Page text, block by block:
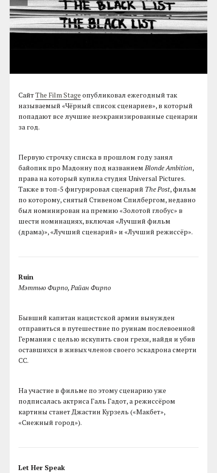
СайтThe Film Stage опубликовал ежегодный так
называемый «Чёрный список сценариев», в который
попадают все лучшие неэкранизированные сценарии
за год.
Первую строчку списка в прошлом году занял
байопик про Мадонну под названиемBlonde Ambition,
права на который купила студия Universal Pictures.
Также в топ-5 фигурировал сценарий The Post, фильм
по которому, снятый Стивеном Спилбергом, недавно
был номинирован на премию «Золотой глобус» в
шести номинациях, включая «Лучший фильм
(драма)», «Лучший сценарий» и «Лучший режиссёр».
Ruin
Мэттью Фирпо, Райан Фирпо
Бывший капитан нацистской армии вынужден
отправиться в путешествие по руинам послевоенной
Германии с целью искупить свои грехи, найдя и убив
оставшихся в живых членов своего эскадрона смерти
СС.
На участие в фильме по этому сценарию уже
подписалась актриса Галь Гадот, а режиссёром
картины станет Джастин Курзель («Макбет»,
«Снежный город»).
Let Her Speak